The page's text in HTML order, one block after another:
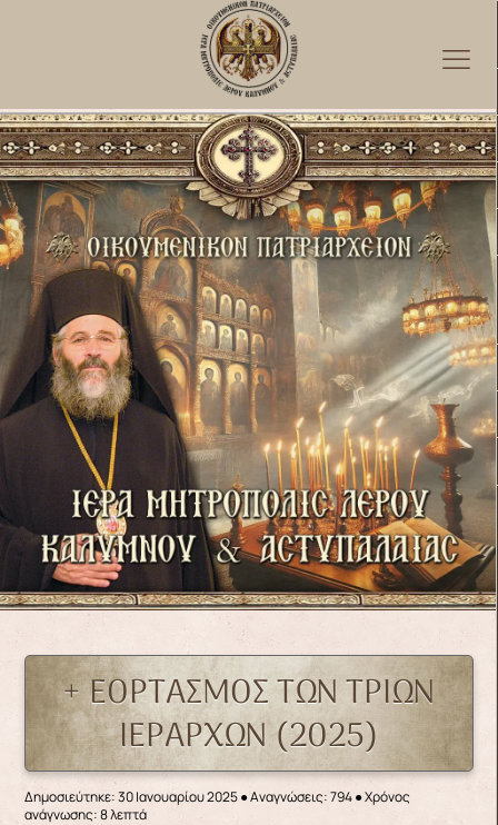
+ ΕΟΡΤΑΣΜΟΣ ΤΩΝ ΤΡΙΩΝ
ΙΕΡΑΡΧΩΝ (2025)
Δημοσιεύτηκε: 30 Ιανουαρίου 2025●Αναγνώσεις: 794● Χρόνος
ανάγνωσης: 8 λεπτά